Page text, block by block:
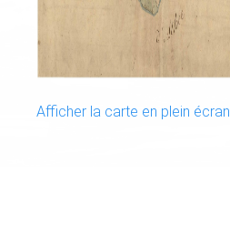
Afficher la carte en plein écran